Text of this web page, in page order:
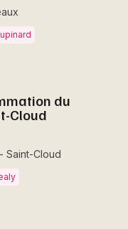
du
Cloud
Saint-Cloud